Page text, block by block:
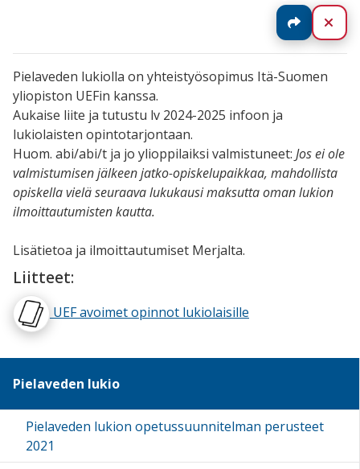
Jaa
Pielaveden lukiolla on yhteistyösopimus Itä-Suomen
yliopiston UEFin kanssa.
Aukaise liite ja tutustu lv 2024-2025 infoon ja
lukiolaisten opintotarjontaan.
Huom. abi/abi/t ja jo ylioppilaiksi valmistuneet: Jos ei ole
valmistumisen jälkeen jatko-opiskelupaikkaa, mahdollista
opiskella vielä seuraava lukukausi maksutta oman lukion
ilmoittautumisten kautta.
Lisätietoa ja ilmoittautumiset Merjalta.
Liitteet:
UEF avoimet opinnot lukiolaisille
Pielaveden lukio
Pielaveden lukion opetussuunnitelman perusteet
2021